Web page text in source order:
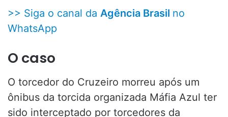
>> Siga o canal da Agência Brasil no
WhatsApp
O caso
O torcedor do Cruzeiro morreu após um
ônibus da torcida organizada Máfia Azul ter
sido interceptado por torcedores da